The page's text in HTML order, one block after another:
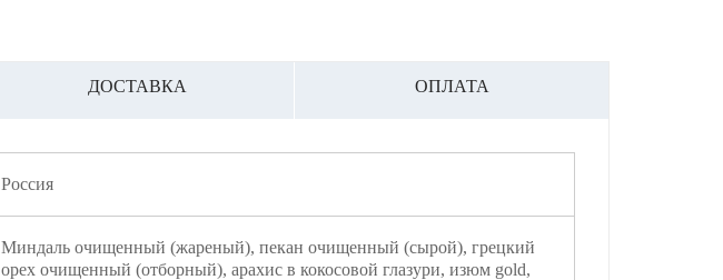
ДОСТАВКА ОПЛАТА
Россия
Миндаль очищенный (жареный), пекан очищенный (сырой), грецкий
орех очищенный (отборный), арахис в кокосовой глазури, изюм gold,